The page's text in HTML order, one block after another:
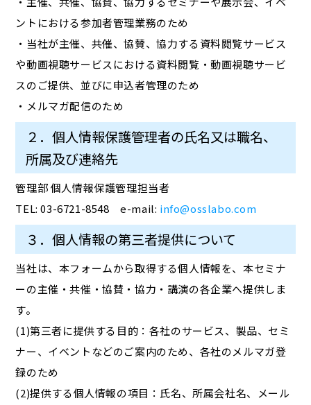
ントにおける参加者管理業務のため
・当社が主催、共催、協賛、協力する資料閲覧サービス
や動画視聴サービスにおける資料閲覧・動画視聴サービ
スのご提供、並びに申込者管理のため
・メルマガ配信のため
２．個人情報保護管理者の氏名又は職名、
所属及び連絡先
管理部 個人情報保護管理担当者
TEL: 03-6721-8548 e-mail: info@osslabo.com
３．個人情報の第三者提供について
当社は、本フォームから取得する個人情報を、本セミナ
ーの主催・共催・協賛・協力・講演の各企業へ提供しま
す。
(1)第三者に提供する目的：各社のサービス、製品、セミ
ナー、イベントなどのご案内のため、各社のメルマガ登
録のため
(2)提供する個人情報の項目：氏名、所属会社名、メール